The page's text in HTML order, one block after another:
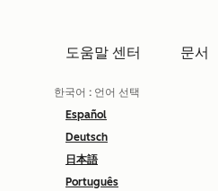
도움말 센터 문서
한국어 : 언어 선택
Español
Deutsch
日本語
Português